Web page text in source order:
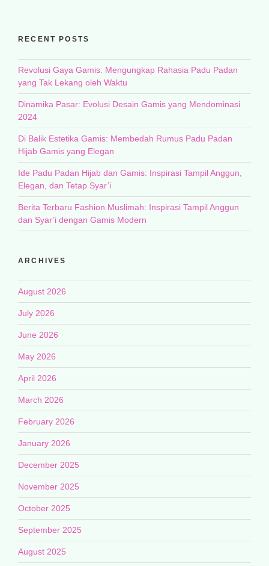
RECENT POSTS
Revolusi Gaya Gamis: Mengungkap Rahasia Padu Padan
yang Tak Lekang oleh Waktu
Dinamika Pasar: Evolusi Desain Gamis yang Mendominasi
2024
Di Balik Estetika Gamis: Membedah Rumus Padu Padan
Hijab Gamis yang Elegan
Ide Padu Padan Hijab dan Gamis: Inspirasi Tampil Anggun,
Elegan, dan Tetap Syar’i
Berita Terbaru Fashion Muslimah: Inspirasi Tampil Anggun
dan Syar’i dengan Gamis Modern
ARCHIVES
August 2026
July 2026
June 2026
May 2026
April 2026
March 2026
February 2026
January 2026
December 2025
November 2025
October 2025
September 2025
August 2025